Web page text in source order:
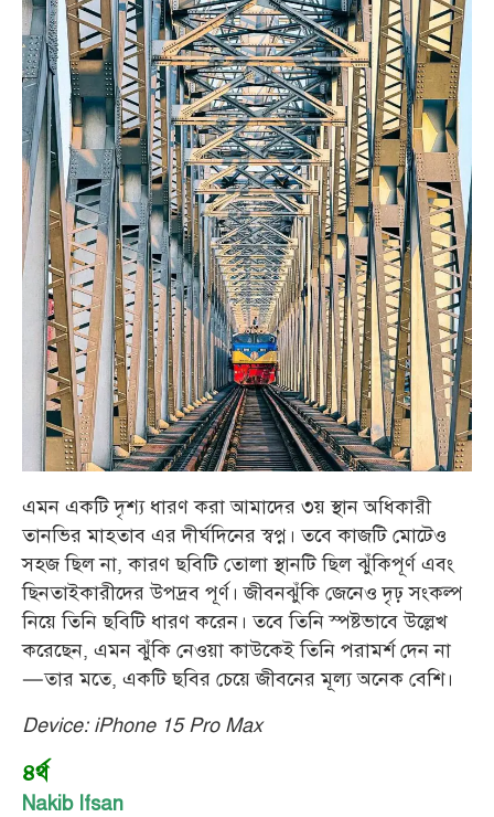
এমন একটি দৃশ্য ধারণ করা আমাদের ৩য় স্থান অধিকারী
তানভির মাহতাব এর দীর্ঘদিনের স্বপ্ন। তবে কাজটি মোটেও
সহজ ছিল না, কারণ ছবিটি তোলা স্থানটি ছিল ঝুঁকিপূর্ণ এবং
ছিনতাইকারীদের উপদ্রব পূর্ণ। জীবনঝুঁকি জেনেও দৃঢ় সংকল্প
নিয়ে তিনি ছবিটি ধারণ করেন। তবে তিনি স্পষ্টভাবে উল্লেখ
করেছেন, এমন ঝুঁকি নেওয়া কাউকেই তিনি পরামর্শ দেন না
—তার মতে, একটি ছবির চেয়ে জীবনের মূল্য অনেক বেশি।
Device: iPhone 15 Pro Max
৪র্থ
Nakib Ifsan